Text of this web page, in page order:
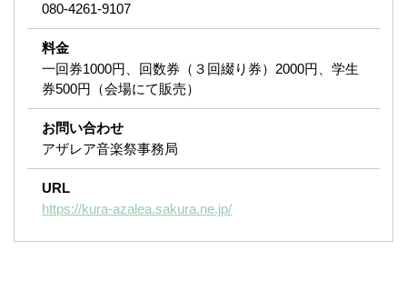
080-4261-9107
料金
一回券1000円、回数券（３回綴り券）2000円、学生
券500円（会場にて販売）
お問い合わせ
アザレア音楽祭事務局
URL
https://kura-azalea.sakura.ne.jp/